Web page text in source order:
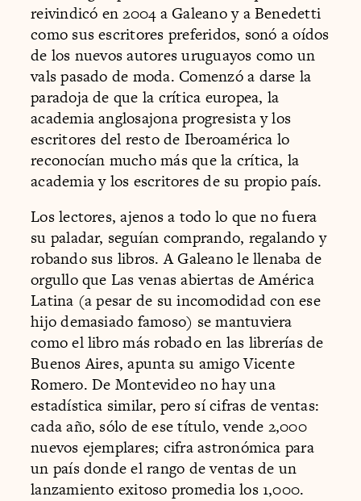
reivindicó en 2004 a Galeano y a Benedetti
como sus escritores preferidos, sonó a oídos
de los nuevos autores uruguayos como un
vals pasado de moda. Comenzó a darse la
paradoja de que la crítica europea, la
academia anglosajona progresista y los
escritores del resto de Iberoamérica lo
reconocían mucho más que la crítica, la
academia y los escritores de su propio país.
Los lectores, ajenos a todo lo que no fuera
su paladar, seguían comprando, regalando y
robando sus libros. A Galeano le llenaba de
orgullo que Las venas abiertas de América
Latina (a pesar de su incomodidad con ese
hijo demasiado famoso) se mantuviera
como el libro más robado en las librerías de
Buenos Aires, apunta su amigo Vicente
Romero. De Montevideo no hay una
estadística similar, pero sí cifras de ventas:
cada año, sólo de ese título, vende 2,000
nuevos ejemplares; cifra astronómica para
un país donde el rango de ventas de un
lanzamiento exitoso promedia los 1,000.